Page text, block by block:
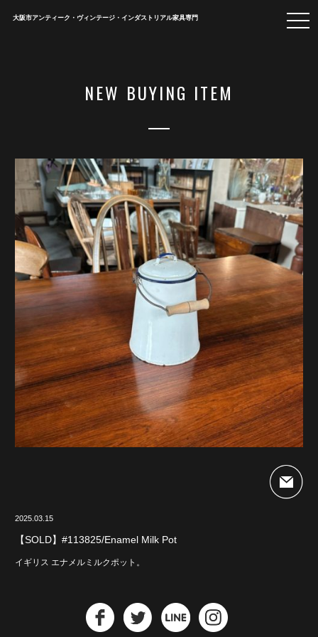
大阪市アンティーク・ヴィンテージ・インダストリアル家具専門
NEW BUYING ITEM
2025.03.15
【SOLD】#113825/Enamel Milk Pot
イギリス エナメルミルクポット。